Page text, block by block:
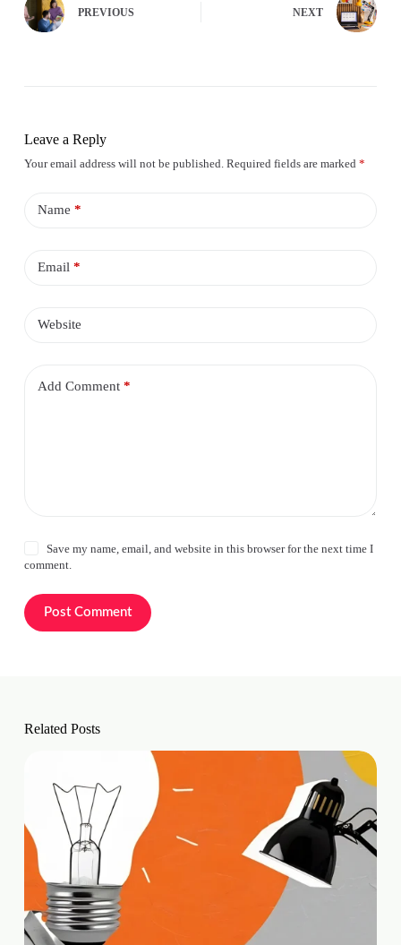
PREVIOUS NEXT
Leave a Reply
Your email address will not be published. Required fields are marked *
Name *
Email*
Website
Add Comment*
Save my name, email, and website in this browser for the next time I
comment.
Post Comment
Related Posts